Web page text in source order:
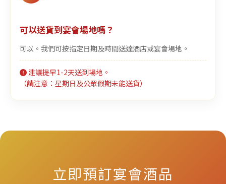
可以送貨到宴會場地嗎？
可以。我們可按指定日期及時間送達酒店或宴會場地。
建議提早1-2天送到場地。
（請注意：星期日及公眾假期未能送貨）
立即預訂宴會酒品